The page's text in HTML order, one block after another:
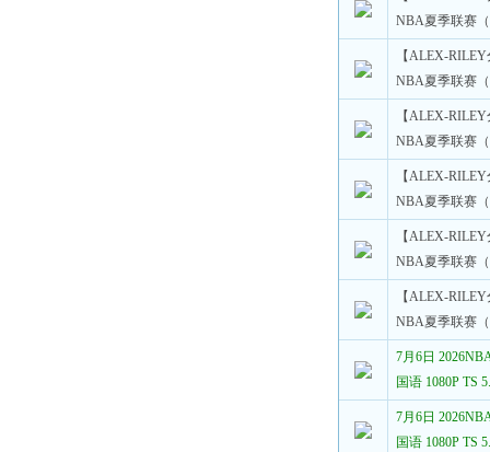
NBA夏季联赛
【ALEX-
NBA夏季联赛
【ALEX-
NBA夏季联赛
【ALEX-
NBA夏季联赛
【ALEX-
NBA夏季联赛
【ALEX-
NBA夏季联赛
7月6日
国语 1080P TS
7月6日
国语 1080P TS